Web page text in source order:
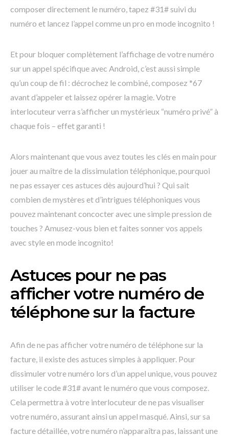
composer directement le numéro, tapez #31# suivi du
numéro et lancez l’appel comme un pro en mode incognito !
Et pour bloquer complètement l’affichage de votre numéro
sur un appel spécifique avec Android, c’est aussi simple
qu’un coup de fil : décrochez le combiné, composez *67
avant d’appeler et laissez opérer la magie. Votre
interlocuteur verra s’afficher un mystérieux “numéro privé” à
chaque fois – effet garanti !
Alors maintenant que vous avez toutes les clés en main pour
jouer au maître de la dissimulation téléphonique, pourquoi
ne pas essayer ces astuces dès aujourd’hui ? Qui sait
combien de mystères et d’intrigues téléphoniques vous
pouvez maintenant concocter avec une simple pression de
touches ? Amusez-vous bien et faites sonner vos appels
avec style en mode incognito!
Astuces pour ne pas
afficher votre numéro de
téléphone sur la facture
Afin de ne pas afficher votre numéro de téléphone sur la
facture, il existe des astuces simples à appliquer. Pour
dissimuler votre numéro lors d’un appel unique, vous pouvez
utiliser le code #31# avant le numéro que vous composez.
Cela permettra à votre interlocuteur de ne pas visualiser
votre numéro, assurant ainsi un appel masqué. Ainsi, sur sa
facture détaillée, votre numéro n’apparaîtra pas, laissant une